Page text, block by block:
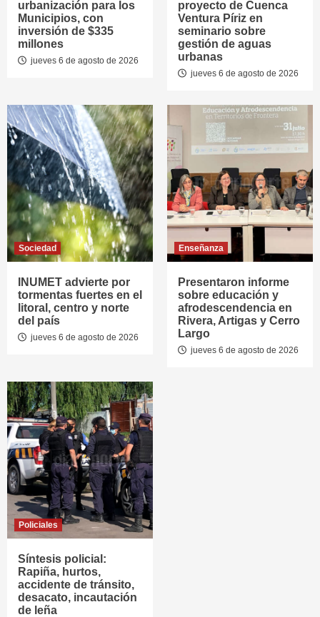
urbanización para los
Municipios, con
inversión de $335
millones
jueves 6 de agosto de 2026
proyecto de Cuenca
Ventura Píriz en
seminario sobre
gestión de aguas
urbanas
jueves 6 de agosto de 2026
Sociedad
INUMET advierte por
tormentas fuertes en el
litoral, centro y norte
del país
jueves 6 de agosto de 2026
Enseñanza
Presentaron informe
sobre educación y
afrodescendencia en
Rivera, Artigas y Cerro
Largo
jueves 6 de agosto de 2026
Policiales
Síntesis policial:
Rapiña, hurtos,
accidente de tránsito,
desacato, incautación
de leña